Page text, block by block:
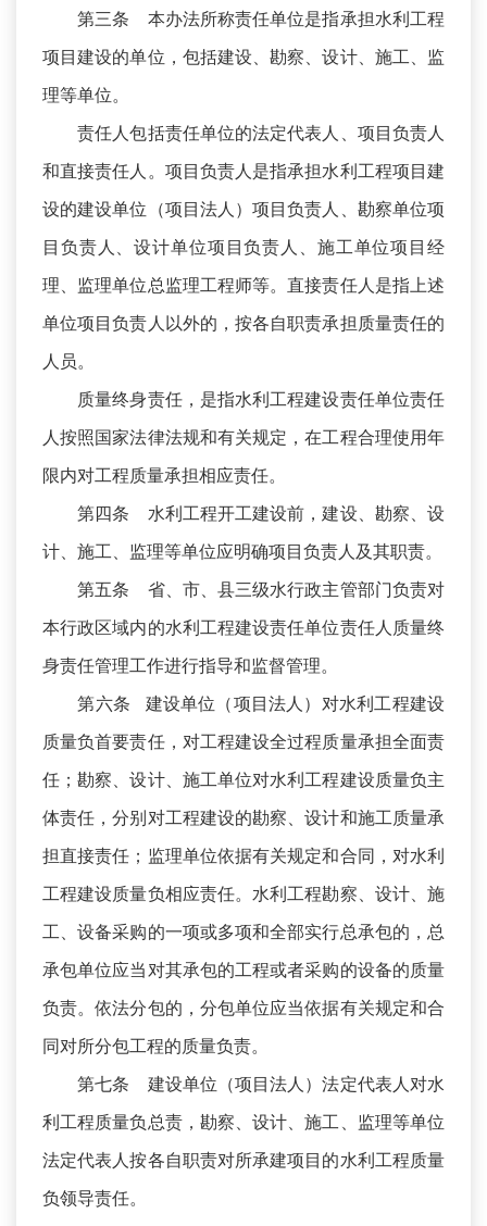
第三条 本办法所称责任单位是指承担水利工程
项目建设的单位，包括建设、勘察、设计、施工、监
理等单位。
责任人包括责任单位的法定代表人、项目负责人
和直接责任人。项目负责人是指承担水利工程项目建
设的建设单位（项目法人）项目负责人、勘察单位项
目负责人、设计单位项目负责人、施工单位项目经
理、监理单位总监理工程师等。直接责任人是指上述
单位项目负责人以外的，按各自职责承担质量责任的
人员。
质量终身责任，是指水利工程建设责任单位责任
人按照国家法律法规和有关规定，在工程合理使用年
限内对工程质量承担相应责任。
第四条 水利工程开工建设前，建设、勘察、设
计、施工、监理等单位应明确项目负责人及其职责。
第五条 省、市、县三级水行政主管部门负责对
本行政区域内的水利工程建设责任单位责任人质量终
身责任管理工作进行指导和监督管理。
第六条 建设单位（项目法人）对水利工程建设
质量负首要责任，对工程建设全过程质量承担全面责
任；勘察、设计、施工单位对水利工程建设质量负主
体责任，分别对工程建设的勘察、设计和施工质量承
担直接责任；监理单位依据有关规定和合同，对水利
工程建设质量负相应责任。水利工程勘察、设计、施
工、设备采购的一项或多项和全部实行总承包的，总
承包单位应当对其承包的工程或者采购的设备的质量
负责。依法分包的，分包单位应当依据有关规定和合
同对所分包工程的质量负责。
第七条 建设单位（项目法人）法定代表人对水
利工程质量负总责，勘察、设计、施工、监理等单位
法定代表人按各自职责对所承建项目的水利工程质量
负领导责任。